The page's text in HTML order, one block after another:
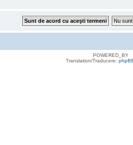
POWERED_BY
Translation/Traducere: